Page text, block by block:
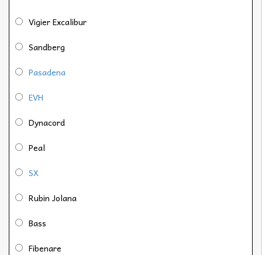
Vigier Excalibur
Sandberg
Pasadena
EVH
Dynacord
Peal
SX
Rubin Jolana
Bass
Fibenare